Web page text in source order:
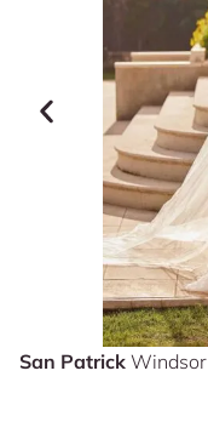
San Patrick Windsor